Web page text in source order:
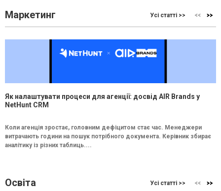
Маркетинг Усі статті >>
Як налаштувати процеси для агенції: досвід AIR Brands у
NetHunt CRM
Коли агенція зростає, головним дефіцитом стає час. Менеджери
витрачають години на пошук потрібного документа. Керівник збирає
аналітику із різних таблиць....
Освіта Усі статті >>